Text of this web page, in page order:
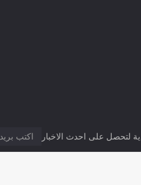
لتحصل على احدث الاخبار